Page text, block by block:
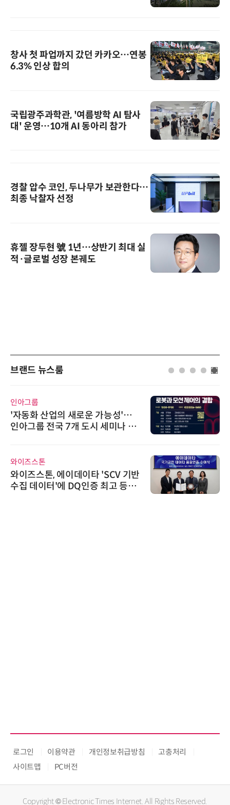
창사 첫 파업까지 갔던 카카오…연봉
6.3% 인상 합의
국립광주과학관, '여름방학 AI 탐사
대' 운영…10개 AI 동아리 참가
경찰 압수 코인, 두나무가 보관한다…
최종 낙찰자 선정
휴젤 장두현 號 1년…상반기 최대 실
적·글로벌 성장 본궤도
브랜드 뉴스룸
다래전략사업화센터
다래전략사업화센터, 'BIO USA 2
026'서 글로벌 빅파마와의 비즈니
스 미팅 지원…K-바이오 해외 진출
“특허분석도 AI와 함께”…IP산업
'AX' 시대 본격화, 지식재산처 1호
AI IP데이터분석사 탄생
로그인 이용약관 개인정보취급방침
고충처리
사이트맵
PC버전
Copyright © Electronic Times Internet. All Rights Reserved.